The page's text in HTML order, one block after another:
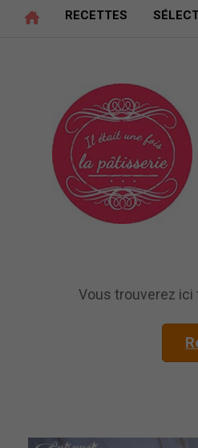
RECETTES
Vous trouverez